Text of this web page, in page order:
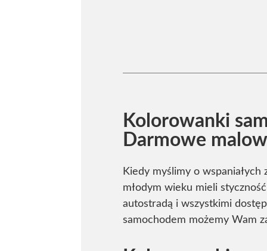
Kolorowanki
Darmowe
Kiedy myślimy o
młodym wieku mieli
autostradą i wszystkimi
samochodem możemy Wam